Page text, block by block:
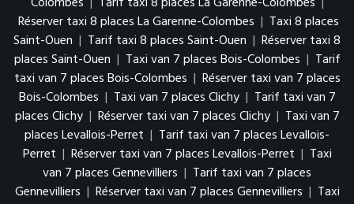
Réserver taxi 8 places La Garenne-Colombes | Taxi 8 places
Saint-Ouen | Tarif taxi 8 places Saint-Ouen | Réserver taxi 8
places Saint-Ouen | Taxi van 7 places Bois-Colombes | Tarif
taxi van 7 places Bois-Colombes | Réserver taxi van 7 places
Bois-Colombes | Taxi van 7 places Clichy | Tarif taxi van 7
places Clichy | Réserver taxi van 7 places Clichy | Taxi van 7
places Levallois-Perret | Tarif taxi van 7 places Levallois-
Perret | Réserver taxi van 7 places Levallois-Perret | Taxi
van 7 places Gennevilliers | Tarif taxi van 7 places
Gennevilliers | Réserver taxi van 7 places Gennevilliers | Taxi